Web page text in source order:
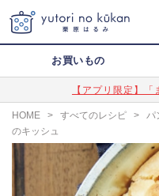
お買いもの
【アプリ限定】
HOME > すべてのレシピ > パ
のキッシュ